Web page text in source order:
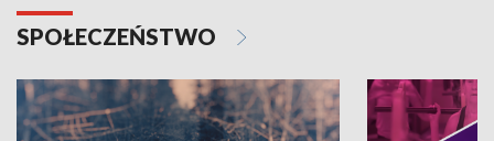
SPOŁECZEŃSTWO